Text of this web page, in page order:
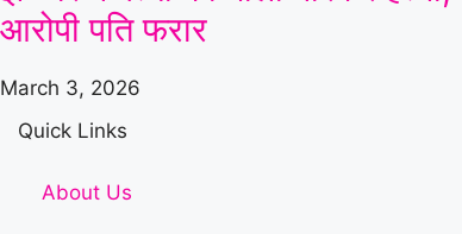
आरोपी पति फरार
March 3, 2026
Quick Links
About Us